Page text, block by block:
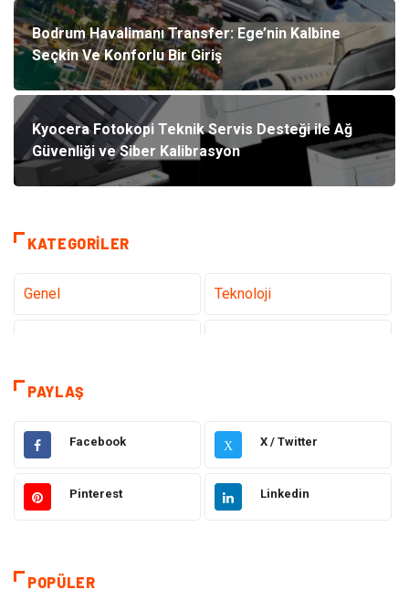
Bodrum Havalimanı Transfer: Ege’nin Kalbine
Seçkin Ve Konforlu Bir Giriş
Kyocera Fotokopi Teknik Servis Desteği ile Ağ
Güvenliği ve Siber Kalibrasyon
KATEGORILER
Genel Teknoloji
Eğitim
Dekorasyon Elektronik
Güzellik Makine
Sağlıklı Yaşam
PAYLAŞ
Facebook X X / Twitter
Pinterest Linkedin
POPÜLER